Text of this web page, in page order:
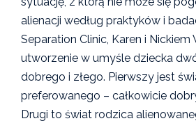
alienacji według praktyków i
Separation Clinic, Karen i Nickiem
utworzenie w umyśle dziecka
dobrego i złego. Pierwszy jest
preferowanego – całkowicie
Drugi to świat rodzica